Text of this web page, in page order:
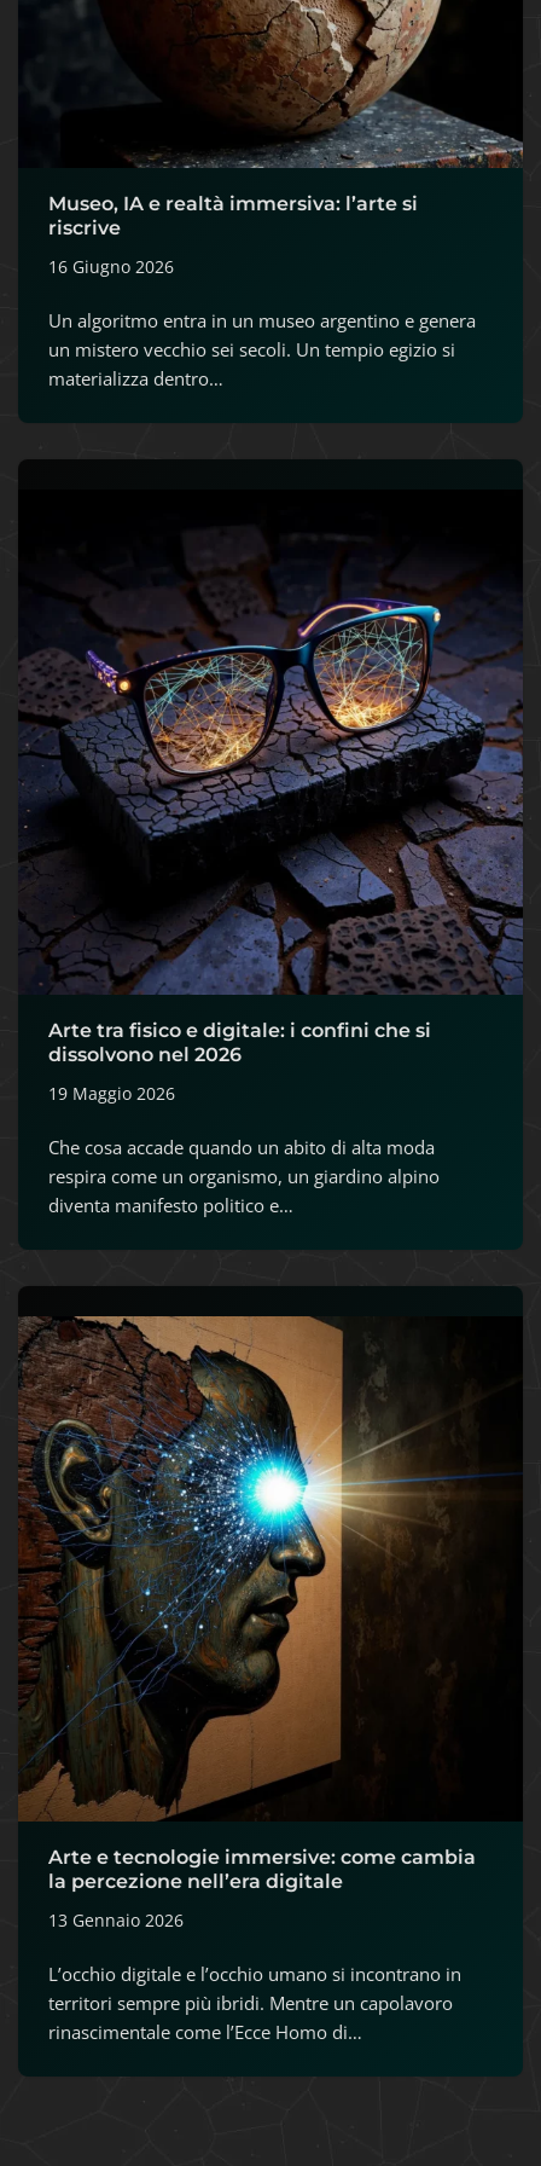
Museo, IA e realtà immersiva: l’arte si
riscrive
16 Giugno 2026
Un algoritmo entra in un museo argentino e genera
un mistero vecchio sei secoli. Un tempio egizio si
materializza dentro…
Arte tra fisico e digitale: i confini che si
dissolvono nel 2026
19 Maggio 2026
Che cosa accade quando un abito di alta moda
respira come un organismo, un giardino alpino
diventa manifesto politico e…
Arte e tecnologie immersive: come cambia
la percezione nell’era digitale
13 Gennaio 2026
L’occhio digitale e l’occhio umano si incontrano in
territori sempre più ibridi. Mentre un capolavoro
rinascimentale come l’Ecce Homo di…